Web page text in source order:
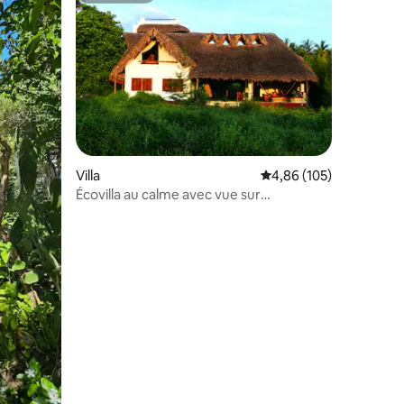
: 4,9 sur 5
Villa Évaluation moyenne
4,86 (105)
Écovilla au calme avec vue sur